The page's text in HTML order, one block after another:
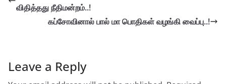
விதித்தது நீதிமன்றம்..!
கப்சோவினால் பால் மா பொதிகள் வழங்கி வைப்பு..!
Leave a Reply